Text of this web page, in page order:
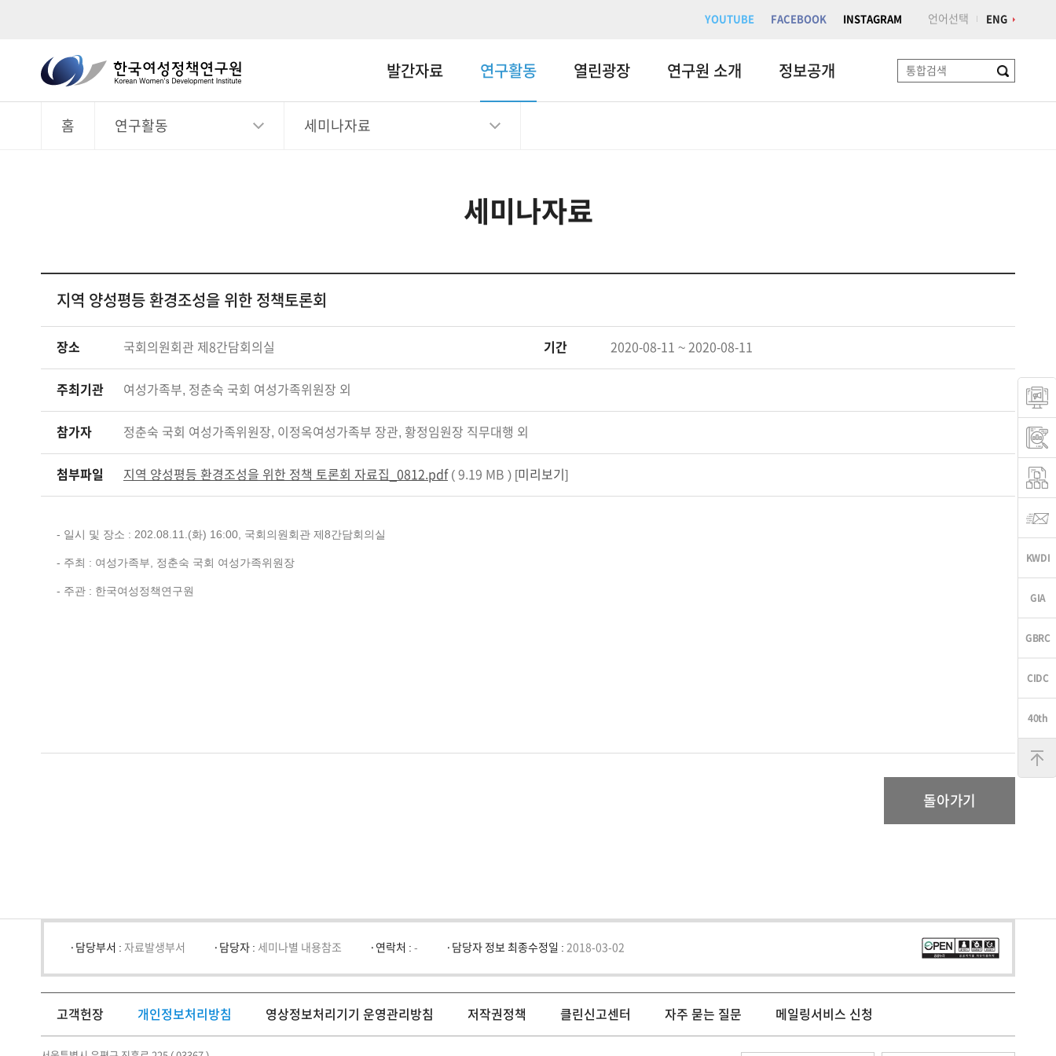
YOUTUBE FACEBOOK INSTAGRAM 언어선택 ENG
한
국
여
Development
Institute
검
체
발간자료 연구활동 열린광장 연구원 소개 정보공개
홈 연구활동 세미나자료
세미나자료
지역 양성평등 환경조성을 위한 정책토론회
장소 국회의원회관 제8간담회의실 기간 2020-08-11 ~ 2020-08-11
주최기관 여성가족부, 정춘숙 국회 여성가족위원장 외
참가자 정춘숙 국회 여성가족위원장, 이정옥여성가족부 장관, 황정임원장 직무대행 외
첨부파일 지역 양성평등 환경조성을 위한 정책 토론회 자료집_0812.pdf ( 9.19 MB ) [미리보기 ]
- 일시 및 장소 : 202.08.11.(화) 16:00, 국회의원회관 제8간담회의실
- 주최 : 여성가족부, 정춘숙 국회 여성가족위원장
- 주관 : 한국여성정책연구원
돌아가기
담당부서 : 자료발생부서 담당자 : 세미나별 내용참조 연락처 : - 담당자 정보 최종수정일 : 2018-03-02
고객헌장 개인정보처리방침 영상정보처리기기 운영관리방침 저작권정책 클린신고센터 자주 묻는 질문 메일링서비스 신청